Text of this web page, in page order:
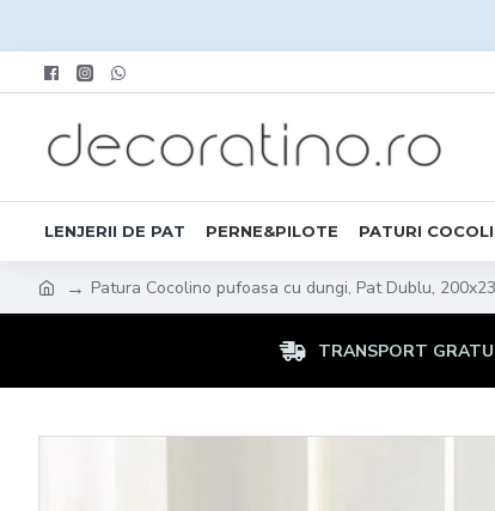
LENJERII DE PAT PERNE&PILOTE PATURI
Patura Cocolino pufoasa cu dungi, Pat Dublu,
TRANSPORT